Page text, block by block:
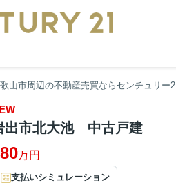
山市周辺の不動産売買ならセンチュリー
出市北大池 中古戸建
万円
支払いシミュレーション